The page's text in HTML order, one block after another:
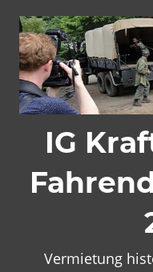
Inhalt
springen
IG
Vermietung